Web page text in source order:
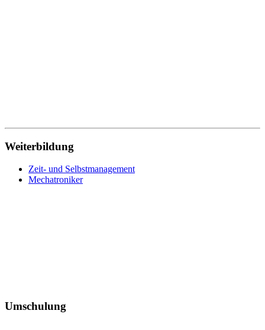
Weiterbildung
Zeit- und Selbstmanagement
Mechatroniker
Umschulung